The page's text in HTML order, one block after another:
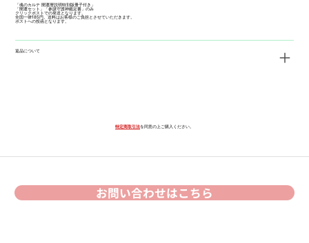
「魂のカルテ 開運暦説明特別版冊子付き」
「開運セット」「参謀守護神鑑定書」のみ
クリックポストでの発送となります。
全国一律185円。送料はお客様のご負担とさせていただきます。
ポストへの投函となります。
返品について
特定商取引法を同意の上ご購入ください。
お問い合わせはこちら